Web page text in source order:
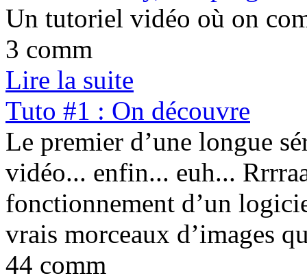
Un tutoriel vidéo où on
3 comm
Lire la suite
Tuto #1 : On découvre
Le premier d’une longue
vidéo... enfin... euh...
fonctionnement d’un
vrais morceaux d’images
44 comm